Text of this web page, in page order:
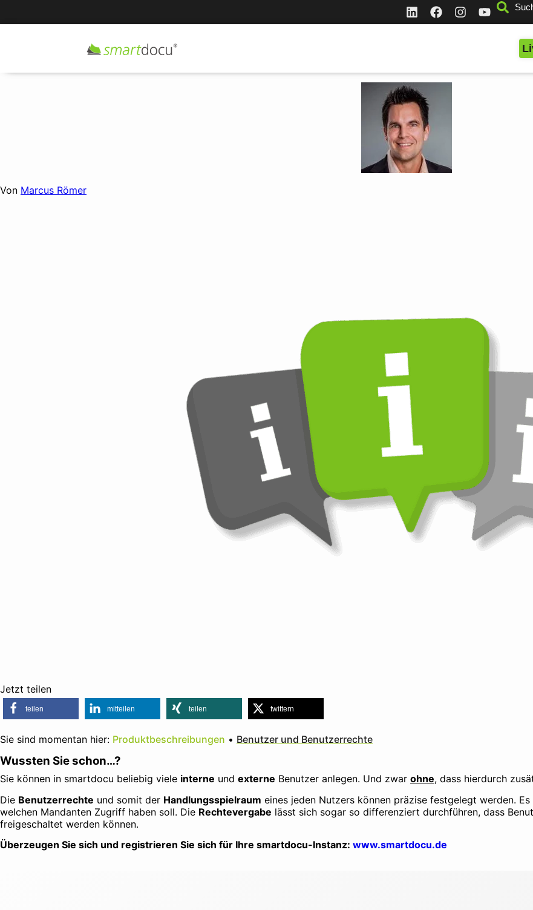
Von Marcus Römer
Jetzt teilen
teilen mitteilen teilen twittern
Sie sind momentan hier: Produktbeschreibungen • Benutzer und Benutzerrechte
Wussten Sie schon…?
Sie können in smartdocu beliebig viele interne und externe Benutzer anlegen. Und zwar ohne, dass hierdurch
Die Benutzerrechte und somit der Handlungsspielraum eines jeden Nutzers können präzise festgelegt werden.
welchen Mandanten Zugriff haben soll. Die Rechtevergabe lässt sich sogar so differenziert durchführen, dass
freigeschaltet werden können.
Überzeugen Sie sich und registrieren Sie sich für Ihre smartdocu-Instanz: www.smartdocu.de